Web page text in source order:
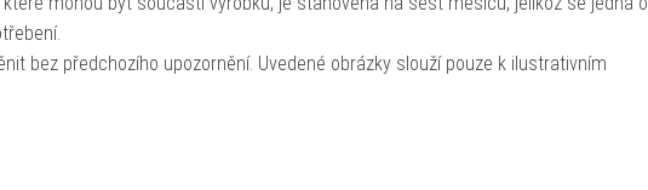
bez předchozího upozornění. Uvedené obrázky slouží pouze k ilustrativním